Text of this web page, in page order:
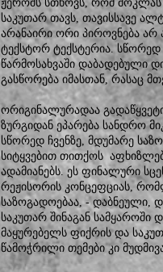
ჟერომს სთხოვს, რომ
საკუთარ თავს, თავისსავე
არანაირი ორი პიროვნება
ტექსტორ ტექსტერია. სწორედ
წარმოსახვაში დაბადებული
გასწორება იმასთან, რასაც
ორიგინალურადაა
ზურგიდან ეპარება სანდრო
სწორედ ჩვენზე, მდუმარე
სიტყვებით თითქოს
ადამიანებს. ეს ფინალური
რეჟისორის კონცეფციას,
საზოგადოებაა, -
საკუთარ შინაგან სამყაროში
მაყურებელს ფიქრის და
წამოჭრილი თემები კი